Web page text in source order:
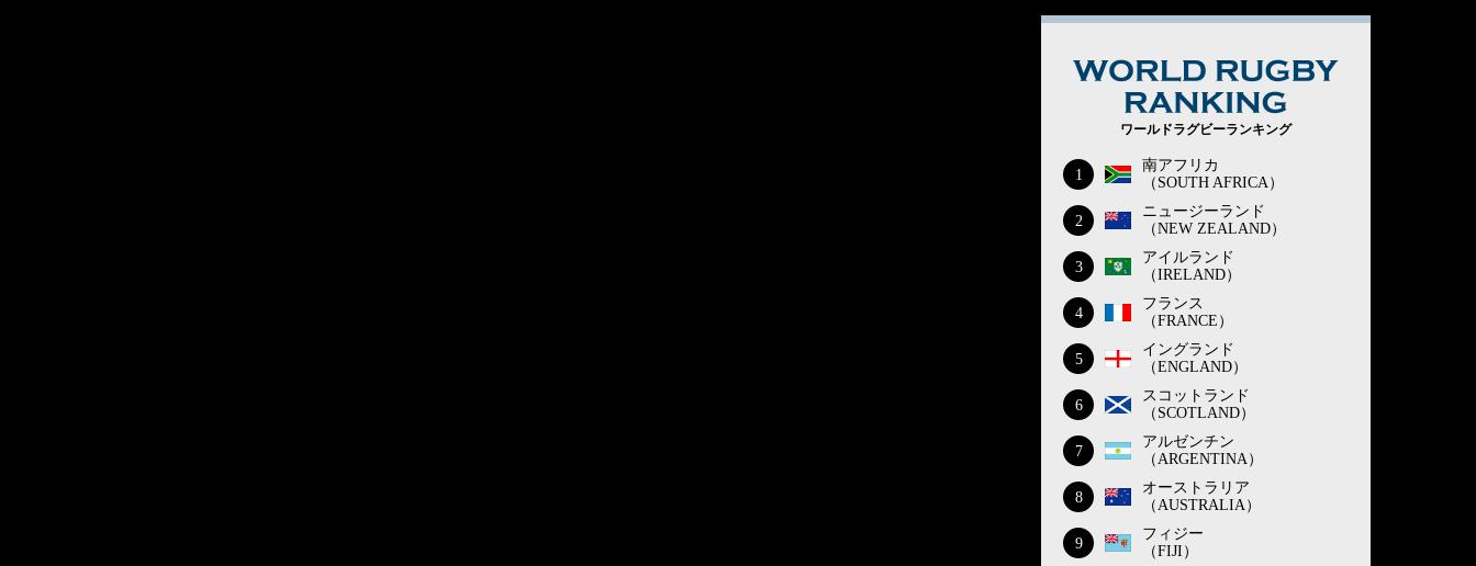
ワールドラグビーランキング
1
南アフリカ
（SOUTH AFRICA）
2
ニュージーランド
（NEW ZEALAND）
3
アイルランド
（IRELAND）
4
フランス
（FRANCE）
5
イングランド
（ENGLAND）
6
スコットランド
（SCOTLAND）
7
アルゼンチン
（ARGENTINA）
8
オーストラリア
（AUSTRALIA）
9
フィジー
（FIJI）